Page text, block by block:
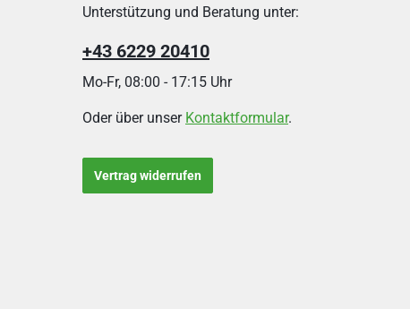
Unterstützung und Beratung unter:
+43 6229 20410
Mo-Fr, 08:00 - 17:15 Uhr
Oder über unser Kontaktformular.
Vertrag widerrufen